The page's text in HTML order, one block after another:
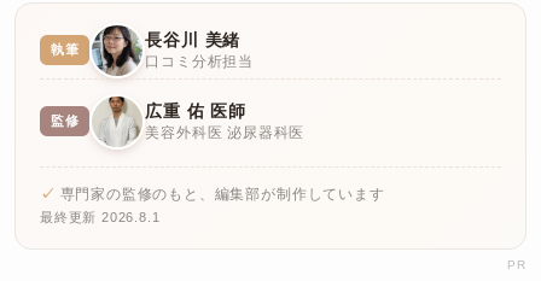
執筆 長谷川 美緒
口コミ分析担当
監修 広重 佑 医師
美容外科医 泌尿器科医
専門家の監修のもと、編集部が制作しています
最終更新 2026.8.1
PR